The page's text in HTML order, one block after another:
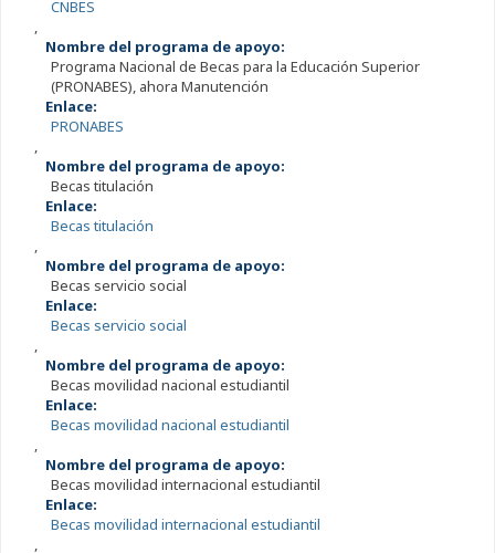
CNBES
,
Nombre del programa de apoyo:
Programa Nacional de Becas para la Educación Superior
(PRONABES), ahora Manutención
Enlace:
PRONABES
,
Nombre del programa de apoyo:
Becas titulación
Enlace:
Becas titulación
,
Nombre del programa de apoyo:
Becas servicio social
Enlace:
Becas servicio social
,
Nombre del programa de apoyo:
Becas movilidad nacional estudiantil
Enlace:
Becas movilidad nacional estudiantil
,
Nombre del programa de apoyo:
Becas movilidad internacional estudiantil
Enlace:
Becas movilidad internacional estudiantil
,